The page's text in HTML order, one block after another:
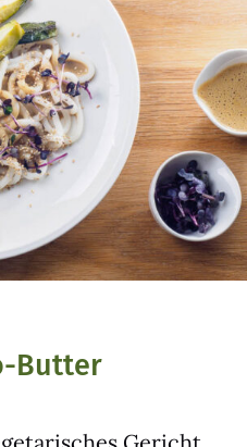
Butter